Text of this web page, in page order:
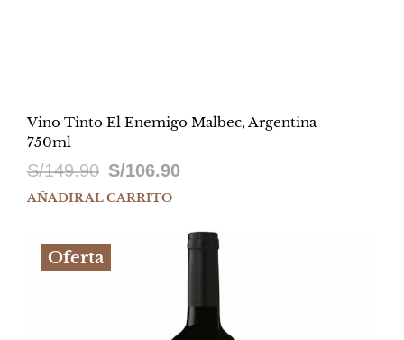
Vino Tinto El Enemigo Malbec, Argentina
750ml
S/149.90 El
precio
S/106.90El
actual
es:
S/106.90.
AÑADIR AL CARRITO
Oferta